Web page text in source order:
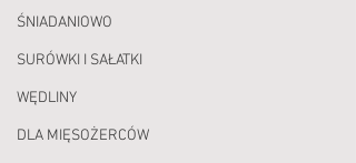
ŚNIADANIOWO
SURÓWKI I SAŁATKI
WĘDLINY
DLA MIĘSOŻERCÓW